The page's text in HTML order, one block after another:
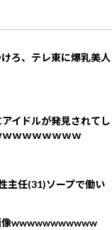
ろ、テレ東に爆乳美人
アイドルが発見されてし
ｗｗｗｗｗｗｗ
主任(31)ソープで働い
像wwwwwwwwwww